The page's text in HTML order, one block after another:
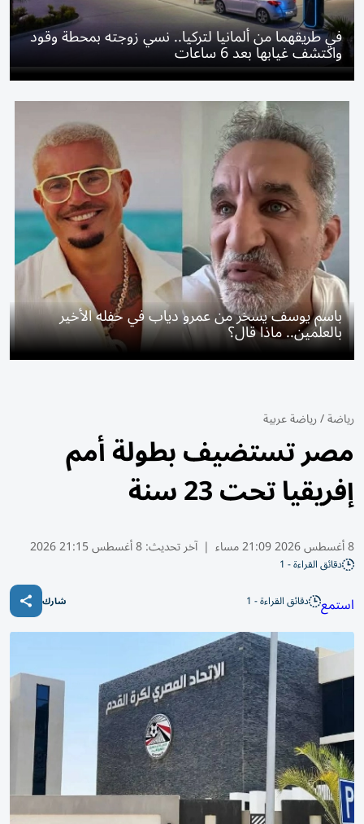
في طريقهما من ألمانيا لتركيا.. نسي زوجته بمحطة وقود
واكتشف غيابها بعد 6 ساعات
باسم يوسف يسخر من عمرو دياب في حفله الأخير
بالعلمين.. ماذا قال؟
رياضة/رياضة عربية
مصر تستضيف بطولة أمم
إفريقيا تحت 23 سنة
8 أغسطس 2026 21:09 مساء | آخر تحديث:8 أغسطس 21:15 2026
دقائق القراءة - 1
استمع دقائق القراءة - 1 شارك